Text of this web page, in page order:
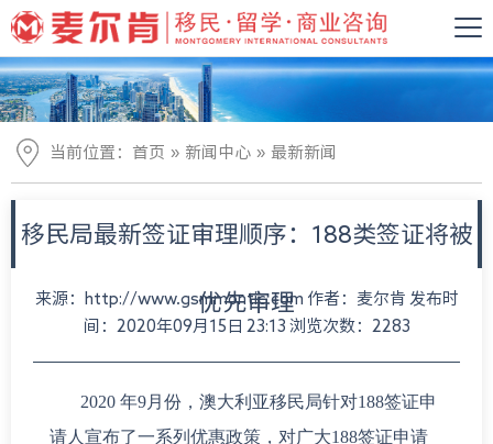
当前位置： 首页 » 新闻中心 » 最新新闻
移民局最新签证审理顺序：188类签证将被
优先审理
来源：http://www.gsmmontic.com 作者：麦尔肯 发布时
间：2020年09月15日 23:13 浏览次数：2283
2020 年9月份，澳大利亚移民局针对188签证申
请人宣布了一系列优惠政策，对广大188签证申请